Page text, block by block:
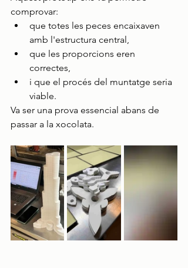
comprovar:
que totes les peces encaixaven
amb l'estructura central,
que les proporcions eren
correctes,
i que el procés del muntatge seria
viable.
Va ser una prova essencial abans de
passar a la xocolata.